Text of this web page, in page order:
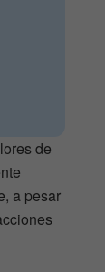
de
a pesar